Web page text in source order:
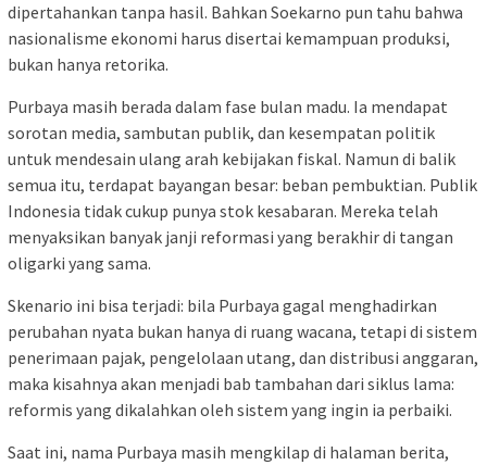
dipertahankan tanpa hasil. Bahkan Soekarno pun tahu bahwa
nasionalisme ekonomi harus disertai kemampuan produksi,
bukan hanya retorika.
Purbaya masih berada dalam fase bulan madu. Ia mendapat
sorotan media, sambutan publik, dan kesempatan politik
untuk mendesain ulang arah kebijakan fiskal. Namun di balik
semua itu, terdapat bayangan besar: beban pembuktian. Publik
Indonesia tidak cukup punya stok kesabaran. Mereka telah
menyaksikan banyak janji reformasi yang berakhir di tangan
oligarki yang sama.
Skenario ini bisa terjadi: bila Purbaya gagal menghadirkan
perubahan nyata bukan hanya di ruang wacana, tetapi di sistem
penerimaan pajak, pengelolaan utang, dan distribusi anggaran,
maka kisahnya akan menjadi bab tambahan dari siklus lama:
reformis yang dikalahkan oleh sistem yang ingin ia perbaiki.
Saat ini, nama Purbaya masih mengkilap di halaman berita,